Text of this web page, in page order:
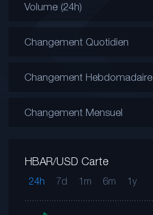
Volume (24h)
Changement Quotidien
Changement Hebdomadaire
Changement Mensuel
HBAR/USD Carte
24h 7d 1m 6m 1y